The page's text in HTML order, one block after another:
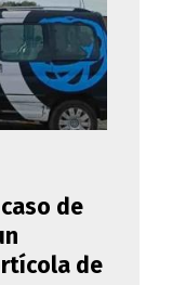
de
de